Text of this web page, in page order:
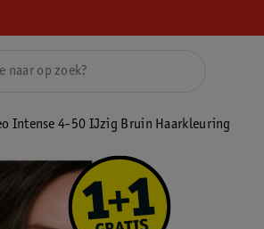
Intense 4-50 IJzig Bruin Haarkleuring